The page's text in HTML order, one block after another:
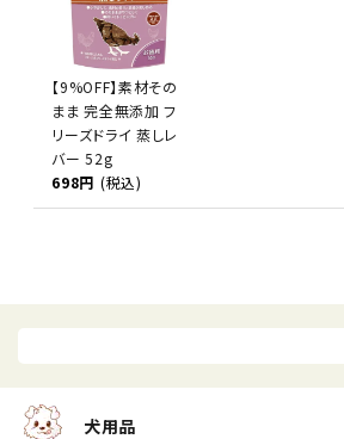
【9%OFF】素材その
まま 完全無添加 フ
リーズドライ 蒸しレ
バー 52g
698円 (税込)
犬用品